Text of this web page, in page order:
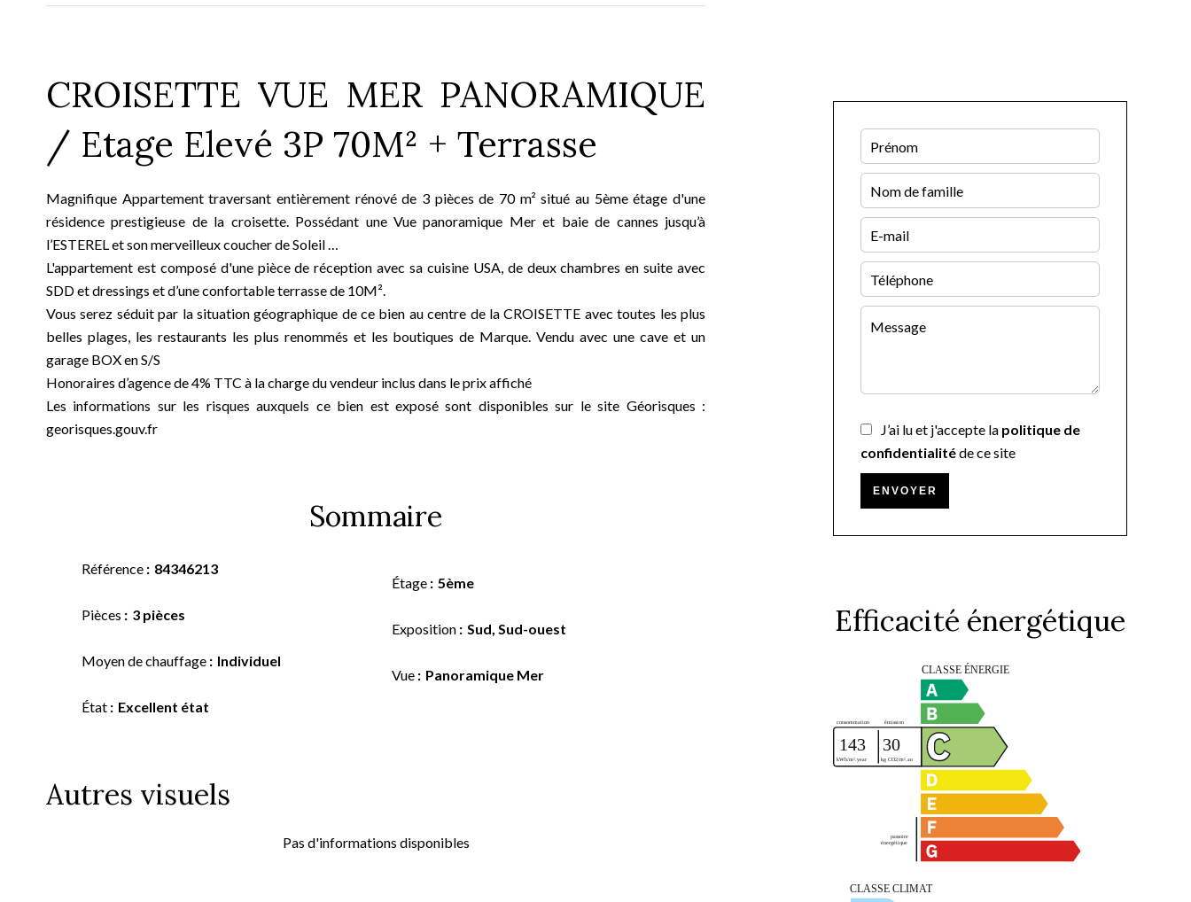
CROISETTE VUE MER PANORAMIQUE
/ Etage Elevé 3P 70M² + Terrasse
Magnifique Appartement traversant entièrement rénové de 3 pièces de 70 m² situé au 5ème étage d'une
résidence prestigieuse de la croisette. Possédant une Vue panoramique Mer et baie de cannes jusqu’à
l’ESTEREL et son merveilleux coucher de Soleil …
L'appartement est composé d'une pièce de réception avec sa cuisine USA, de deux chambres en suite avec
SDD et dressings et d’une confortable terrasse de 10M².
Vous serez séduit par la situation géographique de ce bien au centre de la CROISETTE avec toutes les plus
belles plages, les restaurants les plus renommés et les boutiques de Marque. Vendu avec une cave et un
garage BOX en S/S
Honoraires d’agence de 4% TTC à la charge du vendeur inclus dans le prix affiché
Les informations sur les risques auxquels ce bien est exposé sont disponibles sur le site Géorisques :
georisques.gouv.fr
Sommaire
Référence 84346213
Pièces 3 pièces
Moyen de chauffage Individuel
État Excellent état
Étage 5ème
Exposition Sud, Sud-ouest
Vue Panoramique Mer
Autres visuels
Pas d'informations disponibles
J’ai lu et j'accepte la politique de
confidentialitéde ce site
ENVOYER
Efficacité énergétique